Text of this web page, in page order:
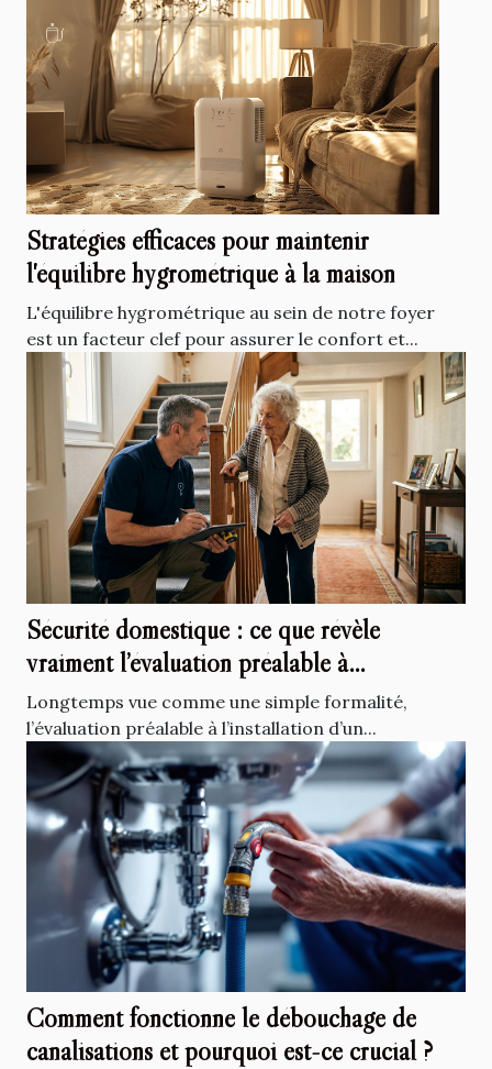
Sécurité domestique : ce que révèle
vraiment l’évaluation préalable à
l’installation d’un monte-escalier
Longtemps vue comme une simple formalité,
l’évaluation préalable à l’installation d’un...
Comment fonctionne le débouchage de
canalisations et pourquoi est-ce crucial ?
Stratégies efficaces pour maintenir
l'équilibre hygrométrique à la maison
L'équilibre hygrométrique au sein de notre foyer
est un facteur clef pour assurer le confort et...